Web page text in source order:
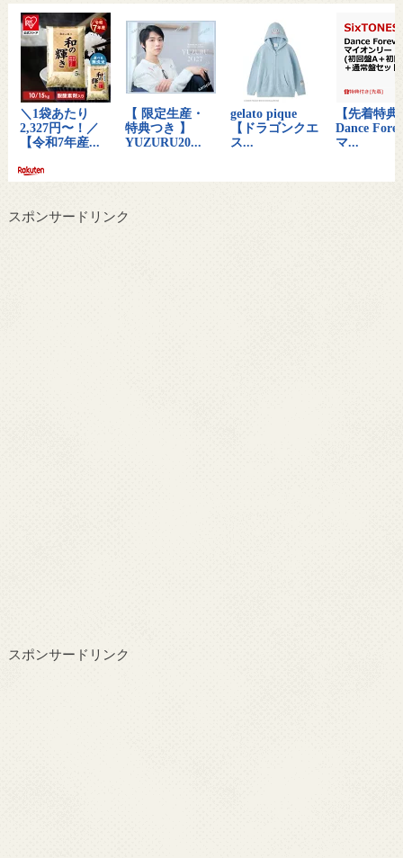
スポンサードリンク
スポンサードリンク